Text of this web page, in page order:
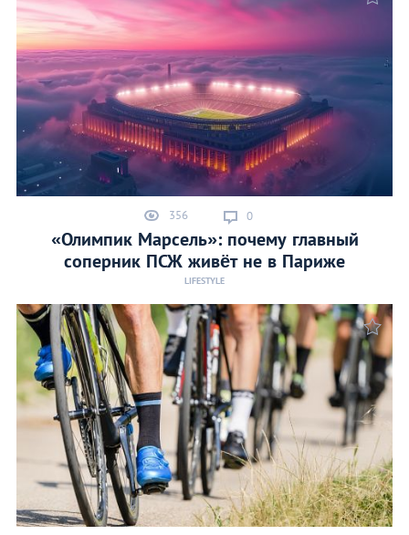
356 0
«Олимпик Марсель»: почему главный
соперник ПСЖ живёт не в Париже
LIFESTYLE